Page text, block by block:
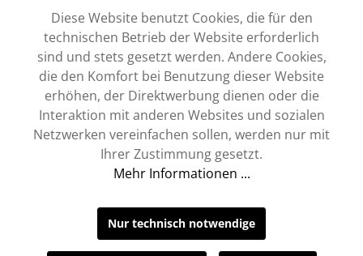
Diese Website benutzt Cookies, die für den
technischen Betrieb der Website erforderlich
sind und stets gesetzt werden. Andere Cookies,
die den Komfort bei Benutzung dieser Website
erhöhen, der Direktwerbung dienen oder die
Interaktion mit anderen Websites und sozialen
Netzwerken vereinfachen sollen, werden nur mit
Ihrer Zustimmung gesetzt.
Mehr Informationen ...
Nur technisch notwendige